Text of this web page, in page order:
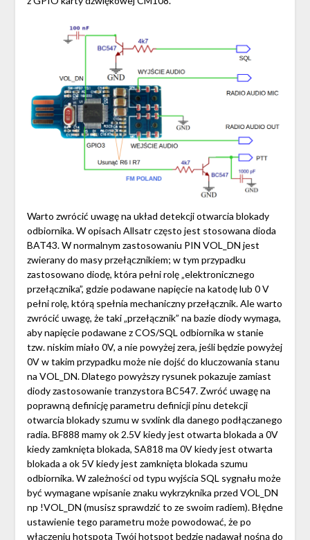
Warto zwrócić uwagę na układ detekcji otwarcia blokady
odbiornika. W opisach Allsatr często jest stosowana dioda
BAT43. W normalnym zastosowaniu PIN VOL_DN jest
zwierany do masy przełącznikiem; w tym przypadku
zastosowano diodę, która pełni rolę „elektronicznego
przełącznika”, gdzie podawane napięcie na katodę lub 0 V
pełni rolę, którą spełnia mechaniczny przełącznik. Ale warto
zwrócić uwagę, że taki „przełącznik” na bazie diody wymaga,
aby napięcie podawane z COS/SQL odbiornika w stanie
tzw. niskim miało 0V, a nie powyżej zera, jeśli będzie powyżej
0V w takim przypadku może nie dojść do kluczowania stanu
na VOL_DN. Dlatego powyższy rysunek pokazuje zamiast
diody zastosowanie tranzystora BC547. Zwróć uwagę na
poprawną definicję parametru definicji pinu detekcji
otwarcia blokady szumu w svxlink dla danego podłączanego
radia. BF888 mamy ok 2.5V kiedy jest otwarta blokada a 0V
kiedy zamknięta blokada, SA818 ma 0V kiedy jest otwarta
blokada a ok 5V kiedy jest zamknięta blokada szumu
odbiornika. W zależności od typu wyjścia SQL sygnału może
być wymagane wpisanie znaku wykrzyknika przed VOL_DN
np !VOL_DN (musisz sprawdzić to ze swoim radiem). Błędne
ustawienie tego parametru może powodować, że po
włączeniu hotspota Twój hotspot będzie nadawał nośną do